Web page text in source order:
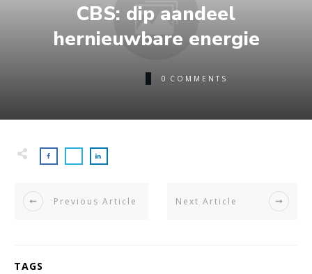
CBS: dip aandeel
hernieuwbare energie
0 COMMENTS
Previous Article Next Article
TAGS